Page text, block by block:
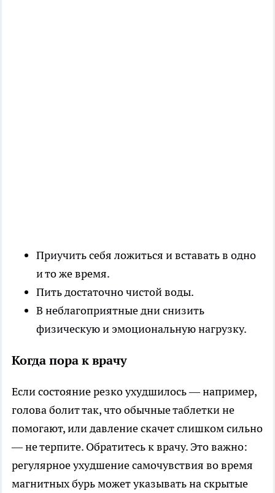
Приучить себя ложиться и вставать в одно
и то же время.
Пить достаточно чистой воды.
В неблагоприятные дни снизить
физическую и эмоциональную нагрузку.
Когда пора к врачу
Если состояние резко ухудшилось — например,
голова болит так, что обычные таблетки не
помогают, или давление скачет слишком сильно
— не терпите. Обратитесь к врачу. Это важно:
регулярное ухудшение самочувствия во время
магнитных бурь может указывать на скрытые